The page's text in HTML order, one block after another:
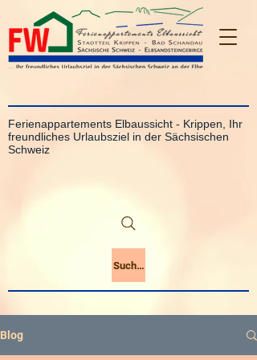
Ferienappartements Elbaussicht - Krippen, Ihr
freundliches Urlaubsziel in der Sächsischen
Schweiz
Suchen
Blog